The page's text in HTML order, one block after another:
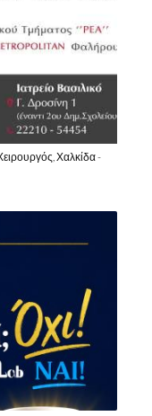
Χαλκίδα -